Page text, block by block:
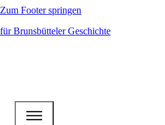
Zum Footer springen